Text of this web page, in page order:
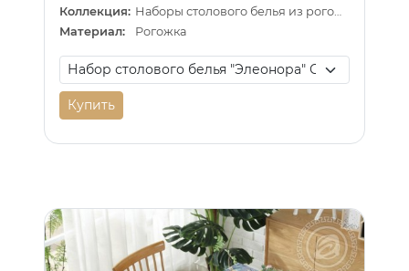
Коллекция:
Наборы столового белья из рогожки
Материал:
Рогожка
Купить